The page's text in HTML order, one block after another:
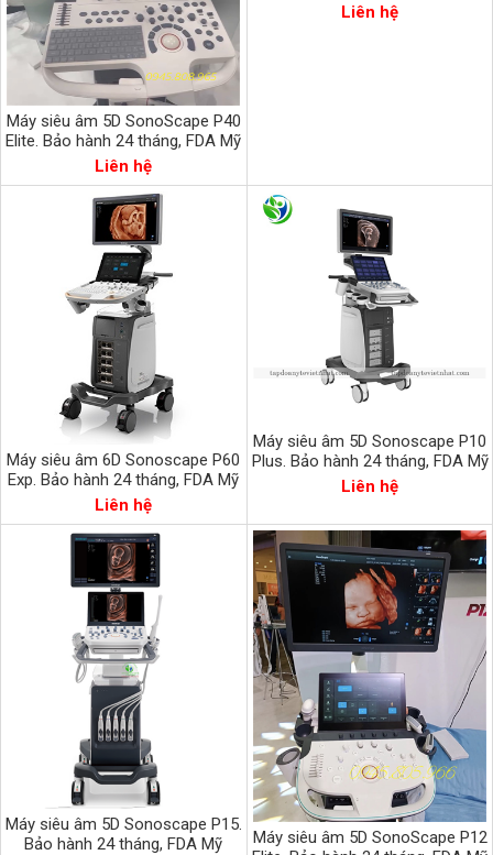
Máy siêu âm 5D SonoScape P40
Elite. Bảo hành 24 tháng, FDA Mỹ
Liên hệ
Liên hệ
Máy siêu âm 6D Sonoscape P60
Exp. Bảo hành 24 tháng, FDA Mỹ
Liên hệ
Máy siêu âm 5D Sonoscape P10
Plus. Bảo hành 24 tháng, FDA Mỹ
Liên hệ
Máy siêu âm 5D Sonoscape P15.
Bảo hành 24 tháng, FDA Mỹ
Máy siêu âm 5D SonoScape P12